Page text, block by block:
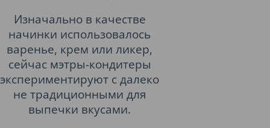
Изначально в качестве
начинки использовалось
варенье, крем или ликер,
сейчас мэтры-кондитеры
экспериментируют с далеко
не традиционными для
выпечки вкусами.